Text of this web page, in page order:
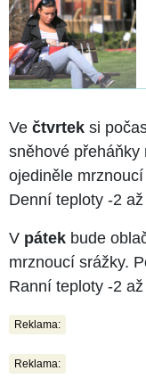
Ve čtvrtek si
sněhové přeháňky
ojediněle
Denní teploty -2 až
V pátek bude
mrznoucí srážky.
Ranní teploty -2
Reklama:
Reklama: